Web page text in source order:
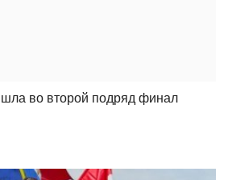
во второй подряд финал